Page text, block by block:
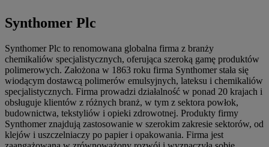
Synthomer Plc
Synthomer Plc to renomowana globalna firma z branży
chemikaliów specjalistycznych, oferująca szeroką gamę produktów
polimerowych. Założona w 1863 roku firma Synthomer stała się
wiodącym dostawcą polimerów emulsyjnych, lateksu i chemikaliów
specjalistycznych. Firma prowadzi działalność w ponad 20 krajach i
obsługuje klientów z różnych branż, w tym z sektora powłok,
budownictwa, tekstyliów i opieki zdrowotnej. Produkty firmy
Synthomer znajdują zastosowanie w szerokim zakresie sektorów, od
klejów i uszczelniaczy po papier i opakowania. Firma jest